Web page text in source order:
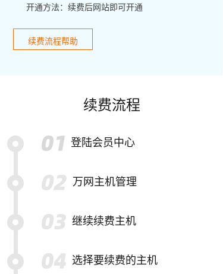
开通方法：续费后网站即可开通
续费流程帮助
续费流程
登陆会员中心
万网主机管理
继续续费主机
选择要续费的主机